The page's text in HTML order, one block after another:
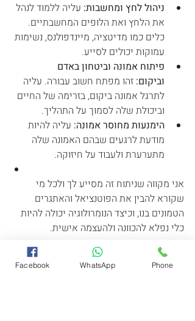
ניהול לחץ ומחשבות: עליה ללמוד לנהל
את הלחץ ואת הלופים המחשבתיים.
כלים כמו מדיטציה, מיינדפולנס, נשימות
עמוקות יכולים לסייע.
פיתוח אמונה וביטחון באדם
וביקום: זהו מפתח חשוב עבורה. עליה
לתרגל אמונה ביקום, בזרימה של החיים
וביכולת שלה לסמוך על התהליך.
הימנעות מחוסר אמונה: עליה להיות
מודעת לרגעים שבהם האמונה שלה
מתערערת ולעבוד על חיזוקה.
אני מקווה שניתוח זה מסייע לך ולכל מי
שקורא להבין את הפוטנציאל והאתגרים
הטמונים בנו, וכיצד הנומרולוגיה יכולה להיות
כלי נפלא להכוונה ולהעצמה אישית.
אם יש לכם שאלות נוספות או שאתם רוצים
להבין את המפה שלכם לעומק ולקבל ייעוץ
Facebook WhatsApp Phone